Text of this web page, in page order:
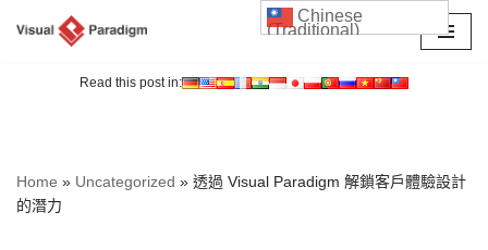
Read this post in:
Home » Uncategorized » 透過 Visual Paradigm 解鎖客戶體驗設計
的潛力
Chinese
(Traditional)